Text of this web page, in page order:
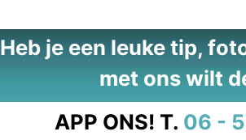
Heb je een leuke tip,
met ons wilt
APP ONS! T. 06 -